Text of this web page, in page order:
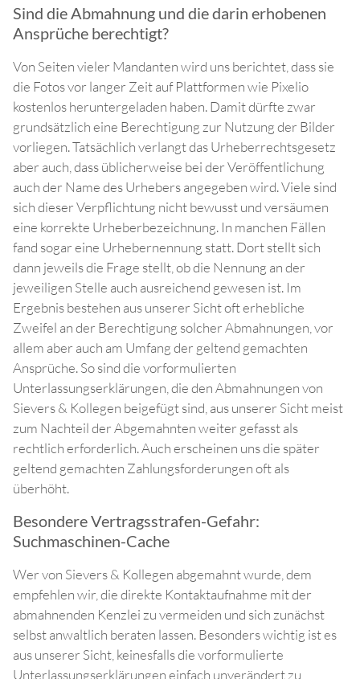
Sind die Abmahnung und die darin erhobenen
Ansprüche berechtigt?
Von Seiten vieler Mandanten wird uns berichtet, dass sie
die Fotos vor langer Zeit auf Plattformen wie Pixelio
kostenlos heruntergeladen haben. Damit dürfte zwar
grundsätzlich eine Berechtigung zur Nutzung der Bilder
vorliegen. Tatsächlich verlangt das Urheberrechtsgesetz
aber auch, dass üblicherweise bei der Veröffentlichung
auch der Name des Urhebers angegeben wird. Viele sind
sich dieser Verpflichtung nicht bewusst und versäumen
eine korrekte Urheberbezeichnung. In manchen Fällen
fand sogar eine Urhebernennung statt. Dort stellt sich
dann jeweils die Frage stellt, ob die Nennung an der
jeweiligen Stelle auch ausreichend gewesen ist. Im
Ergebnis bestehen aus unserer Sicht oft erhebliche
Zweifel an der Berechtigung solcher Abmahnungen, vor
allem aber auch am Umfang der geltend gemachten
Ansprüche. So sind die vorformulierten
Unterlassungserklärungen, die den Abmahnungen von
Sievers & Kollegen beigefügt sind, aus unserer Sicht meist
zum Nachteil der Abgemahnten weiter gefasst als
rechtlich erforderlich. Auch erscheinen uns die später
geltend gemachten Zahlungsforderungen oft als
überhöht.
Besondere Vertragsstrafen-Gefahr:
Suchmaschinen-Cache
Wer von Sievers & Kollegen abgemahnt wurde, dem
empfehlen wir, die direkte Kontaktaufnahme mit der
abmahnenden Kenzlei zu vermeiden und sich zunächst
selbst anwaltlich beraten lassen. Besonders wichtig ist es
aus unserer Sicht, keinesfalls die vorformulierte
Unterlassungserklärungen einfach unverändert zu